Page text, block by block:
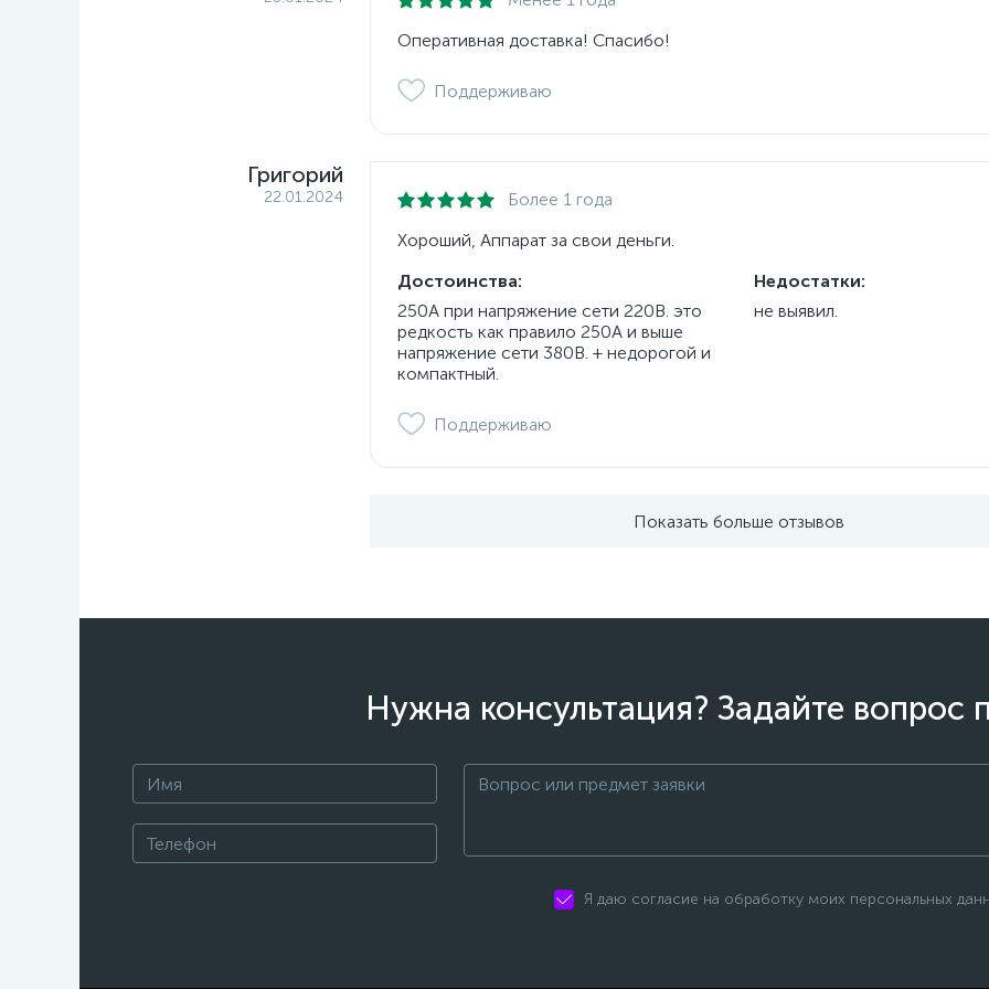
Оперативная доставка! Спасибо!
Поддерживаю
Григорий
22.01.2024
Более 1 года
Хороший, Аппарат за свои деньги.
Достоинства:
250А при напряжение сети 220В. это
редкость как правило 250А и выше
напряжение сети 380В. + недорогой и
компактный.
Недостатки:
не выявил.
Поддерживаю
Показать больше отзывов
Нужна консультация? Задайте вопрос
Я даю согласие на обработку моих персональных